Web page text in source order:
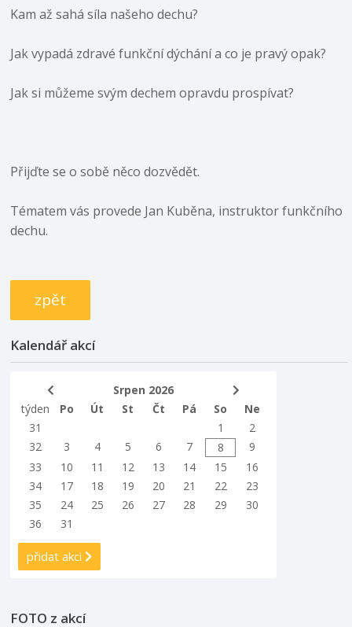
Kam až sahá síla našeho dechu?
Jak vypadá zdravé funkční dýchání a co je pravý opak?
Jak si můžeme svým dechem opravdu prospívat?
Přijďte se o sobě něco dozvědět.
Tématem vás provede Jan Kuběna, instruktor funkčního
dechu.
zpět
Kalendář akcí
Srpen 2026
týden
Po Út St Čt Pá So
Ne
31
1
2
32
3 4 5 6 7 8
9
33
10 11 12 13 14 15
16
34
17 18 19 20 21 22
23
35
24 25 26 27 28 29
30
36
31
přidat akci
FOTO z akcí